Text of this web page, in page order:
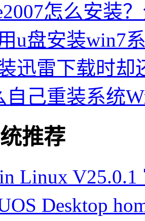
怎么安装
u盘安装win7
迅雷下载时却
自己重装系统
推荐
Linux
Desktop